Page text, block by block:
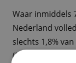
Waar inmiddels
Nederland
slechts 1,8%
(Electric